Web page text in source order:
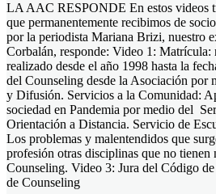
LA AAC RESPONDE En estos videos
que permanentemente recibimos de
por la periodista Mariana Brizi, nuestro
Corbalán, responde: Video 1: Matrícula:
realizado desde el año 1998 hasta la
del Counseling desde la Asociación por
y Difusión. Servicios a la Comunidad:
sociedad en Pandemia por medio del
Orientación a Distancia. Servicio de
Los problemas y malentendidos que
profesión otras disciplinas que no tienen
Counseling. Video 3: Jura del Código
de Counseling